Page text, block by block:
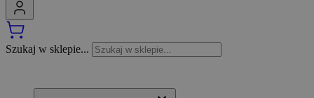
Szukaj w sklepie...